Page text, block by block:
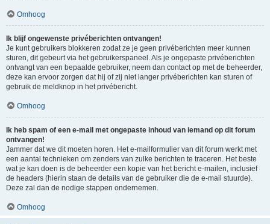
Omhoog
Ik blijf ongewenste privéberichten ontvangen!
Je kunt gebruikers blokkeren zodat ze je geen privéberichten meer kunnen
sturen, dit gebeurt via het gebruikerspaneel. Als je ongepaste privéberichten
ontvangt van een bepaalde gebruiker, neem dan contact op met de beheerder,
deze kan ervoor zorgen dat hij of zij niet langer privéberichten kan sturen of
gebruik de meldknop in het privébericht.
Omhoog
Ik heb spam of een e-mail met ongepaste inhoud van iemand op dit forum
ontvangen!
Jammer dat we dit moeten horen. Het e-mailformulier van dit forum werkt met
een aantal technieken om zenders van zulke berichten te traceren. Het beste
wat je kan doen is de beheerder een kopie van het bericht e-mailen, inclusief
de headers (hierin staan de details van de gebruiker die de e-mail stuurde).
Deze zal dan de nodige stappen ondernemen.
Omhoog